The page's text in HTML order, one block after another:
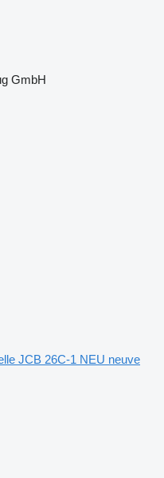
GmbH
JCB 26C-1 NEU neuve